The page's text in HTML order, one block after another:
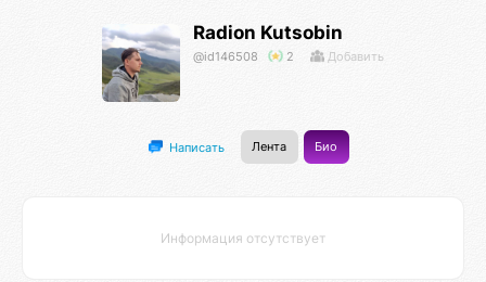
Radion Kutsobin
@id146508 2 Добавить
Написать Лента Био
Информация отсутствует